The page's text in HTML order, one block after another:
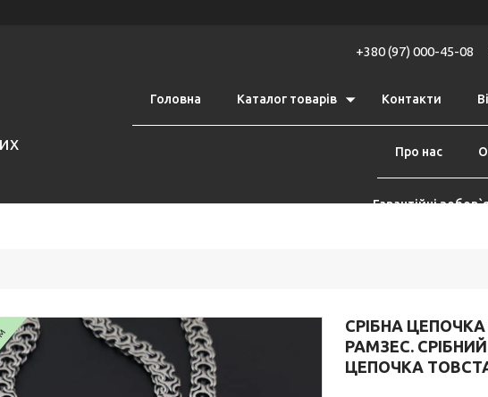
+380 (97) 000-45-08
Головна Каталог товарів Контакти
Про нас
Гарантійні
СРІБНА
РАМЗЕС.
ЦЕПОЧКА